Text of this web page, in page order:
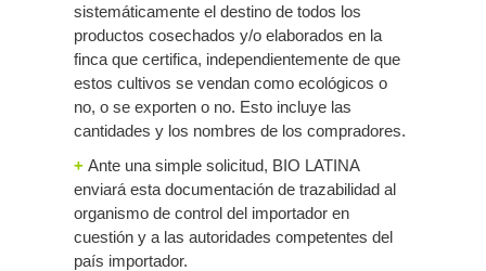
sistemáticamente el destino de todos los
productos cosechados y/o elaborados en la
finca que certifica, independientemente de que
estos cultivos se vendan como ecológicos o
no, o se exporten o no. Esto incluye las
cantidades y los nombres de los compradores.
+ Ante una simple solicitud, BIO LATINA
enviará esta documentación de trazabilidad al
organismo de control del importador en
cuestión y a las autoridades competentes del
país importador.